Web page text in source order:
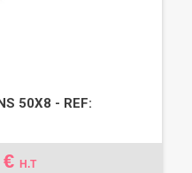
50X8 - REF:
H.T